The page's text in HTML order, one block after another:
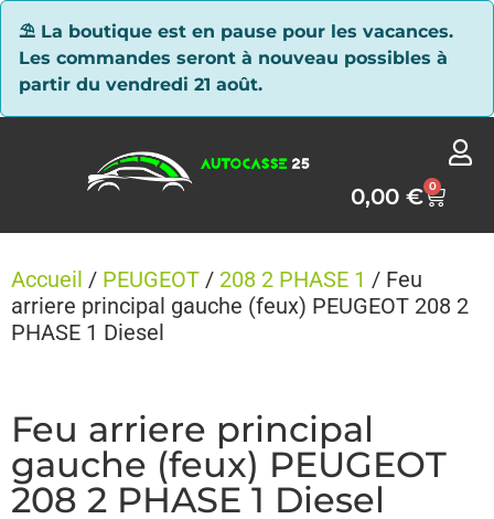
⛱ La boutique est en pause pour les vacances.
Les commandes seront à nouveau possibles à
partir du vendredi 21 août.
0,00€ 0
Accueil / PEUGEOT / 208 2 PHASE 1 / Feu
arriere principal gauche (feux) PEUGEOT 208 2
PHASE 1 Diesel
Feu arriere principal
gauche (feux) PEUGEOT
208 2 PHASE 1 Diesel
Panneau de gestion des cookies